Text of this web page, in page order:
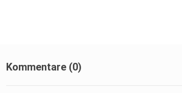
Kommentare (0)